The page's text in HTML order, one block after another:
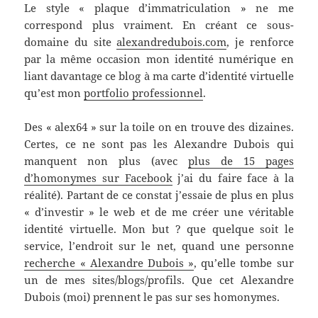
Le style « plaque d’immatriculation » ne me
correspond plus vraiment. En créant ce sous-
domaine du sitealexandredubois.com, je renforce
par la même occasion mon identité numérique en
liant davantage ce blog à ma carte d’identité virtuelle
qu’est monportfolio professionnel.
Des « alex64 » sur la toile on en trouve des dizaines.
Certes, ce ne sont pas les Alexandre Dubois qui
manquent non plus (avec plus de 15 pages
d’homonymes sur Facebookj’ai du faire face à la
réalité). Partant de ce constat j’essaie de plus en plus
« d’investir » le web et de me créer une véritable
identité virtuelle. Mon but ? que quelque soit le
service, l’endroit sur le net, quand une personne
recherche « Alexandre Dubois », qu’elle tombe sur
un de mes sites/blogs/profils. Que cet Alexandre
Dubois (moi) prennent le pas sur ses homonymes.